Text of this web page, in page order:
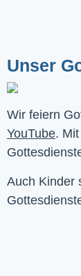
Unser
YouTube.
Auch Kinder